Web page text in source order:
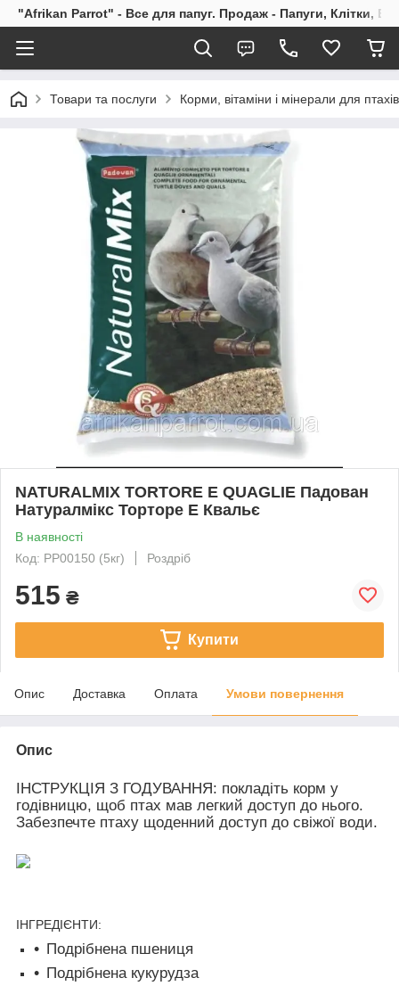
"Afrikan Parrot" - Все для папуг. Продаж - Папуги, Клітки,
Товари та послуги Корми, вітаміни і мінерали для
NATURALMIX TORTORE E QUAGLIE Падован
Натуралмікс Торторе Е Квальє
В наявності
Код: PP00150 (5кг)
Роздріб
515 ₴
Купити
Опис Доставка Оплата Умови повернення
Опис
ІНСТРУКЦІЯ З ГОДУВАННЯ: покладіть корм у
годівницю, щоб птах мав легкий доступ до нього.
Забезпечте птаху щоденний доступ до свіжої води.
ІНГРЕДІЄНТИ:
Подрібнена пшениця
Подрібнена кукурудза